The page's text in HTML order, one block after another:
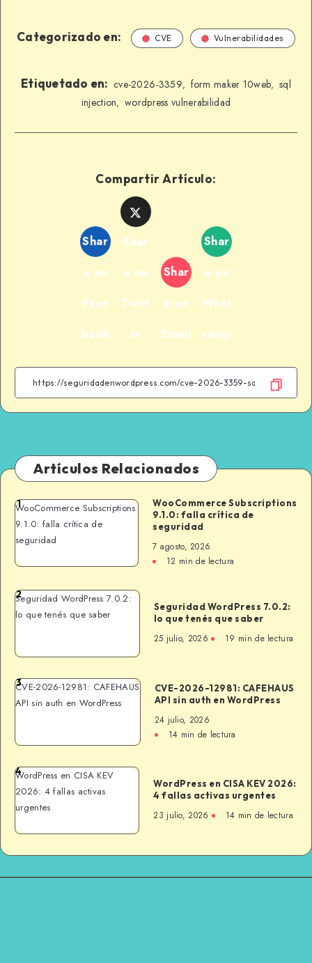
Categorizado en: CVE Vulnerabilidades
Etiquetado en: cve-2026-3359, form maker 10web, sql
injection, wordpress vulnerabilidad
Compartir Artículo:
Shar
e on
Face
book
Shar
e on
Twitt
er
Shar
e on
Email
Shar
e on
What
sApp
Artículos Relacionados
WooCommerce Subscriptions
9.1.0: falla crítica de
seguridad
1
WooCommerce Subscriptions
9.1.0: falla crítica de
seguridad
7 agosto, 2026
12 min de lectura
Seguridad WordPress 7.0.2:
lo que tenés que saber
2
Seguridad WordPress 7.0.2:
lo que tenés que saber
25 julio, 2026 19 min de lectura
CVE-2026-12981: CAFEHAUS
API sin auth en WordPress
3
CVE-2026-12981: CAFEHAUS
API sin auth en WordPress
24 julio, 2026
14 min de lectura
WordPress en CISA KEV
2026: 4 fallas activas
urgentes
4
WordPress en CISA KEV 2026:
4 fallas activas urgentes
23 julio, 2026 14 min de lectura